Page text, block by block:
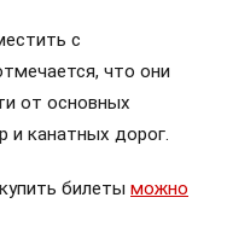
с
что они
от основных
и канатных дорог.
билеты можно